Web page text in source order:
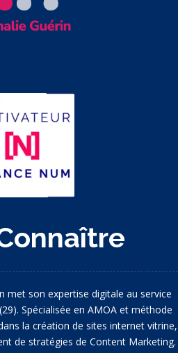
met son expertise digitale au service
Spécialisée en AMOA et méthode
la création de sites internet vitrine,
de stratégies de Content Marketing.